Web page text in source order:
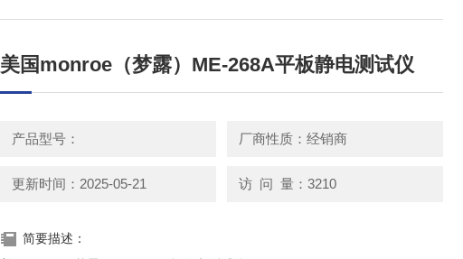
美国monroe（梦露）ME-268A平板静电测试仪
产品型号： 厂商性质：经销商
更新时间：2025-05-21 访 问 量：3210
简要描述：